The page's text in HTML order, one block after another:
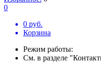
0
0 руб.
Корзина
Режим работы:
См. в разделе